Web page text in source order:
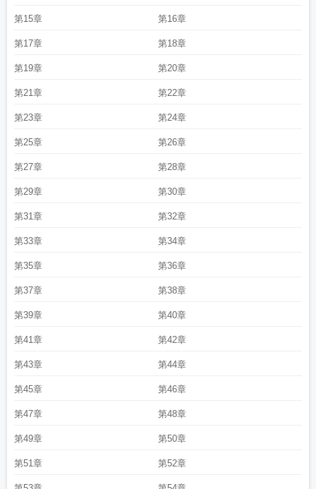
第15章 第16章
第17章 第18章
第19章 第20章
第21章 第22章
第23章 第24章
第25章 第26章
第27章 第28章
第29章 第30章
第31章 第32章
第33章 第34章
第35章 第36章
第37章 第38章
第39章 第40章
第41章 第42章
第43章 第44章
第45章 第46章
第47章 第48章
第49章 第50章
第51章 第52章